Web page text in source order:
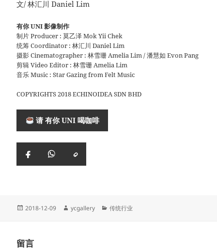
文/ 林汇川 Daniel Lim
有你 UNI 影像制作
制片 Producer : 莫乙泽 Mok Yii Chek
统筹 Coordinator : 林汇川 Daniel Lim
摄影 Cinematographer : 林雪珊 Amelia Lim / 潘慧如 Evon Pang
剪辑 Video Editor : 林雪珊 Amelia Lim
音乐 Music : Star Gazing from Felt Music
COPYRIGHTS 2018 ECHINOIDEA SDN BHD
请 有你 UNI 喝咖啡
FacebookWhatsApp
复
制
Posted
2018-12-09 Author
ycgallery Categories
传统行业
留言